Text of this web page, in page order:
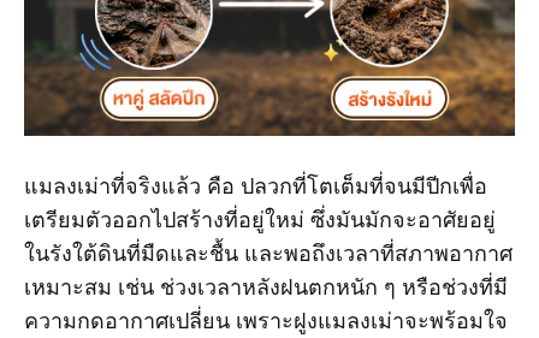
แมลงเม่าที่จริงแล้ว คือ ปลวกที่โตเต็มที่จนมีปีกเพื่อ
เตรียมตัวออกไปสร้างที่อยู่ใหม่ ซึ่งมันมักจะอาศัยอยู่
ในรังใต้ดินที่มืดและชื้น และพอถึงเวลาที่สภาพอากาศ
เหมาะสม เช่น ช่วงเวลาหลังฝนตกหนัก ๆ หรือช่วงที่มี
ความกดอากาศเปลี่ยน เพราะฝูงแมลงเม่าจะพร้อมใจ